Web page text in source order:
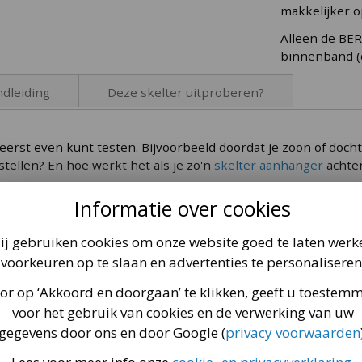
makkelijker
Alleen de
binnenband
ventiel)
viadeze pagina.
Deze skelter uitproberen?
even kunt testen. Bijvoorbeeld doordat je zoon of
En hoe werkt het als je zo'n skelter aanhanger
skelterwinkel in Kootwijkerbroek! We hebben alle
buiten, dan kun je echt goed zien hoe je de skelter
Informatie over cookies
gebruiken cookies om onze website goed te laten
voorkeuren op te slaan en advertenties te
op ‘Akkoord en doorgaan’ te klikken, geeft u
voor het gebruik van cookies en de verwerking van uw
gegevens door ons en door Google (privacy voorwaarden